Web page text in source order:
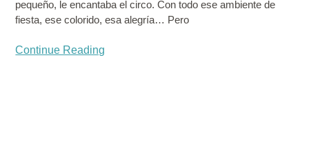
pequeño, le encantaba el circo. Con todo ese ambiente de
fiesta, ese colorido, esa alegría… Pero
Continue Reading